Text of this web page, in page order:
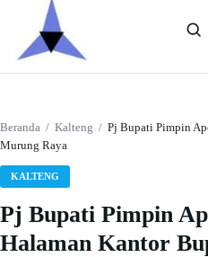
Beranda / Kalteng / Pj Bupati Pimpin
Murung Raya
KALTENG
Pj Bupati Pimpin
Halaman Kantor